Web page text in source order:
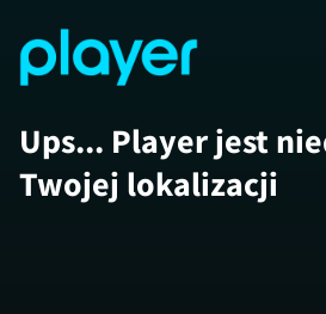
Ups... Player jest
Twojej lokalizacji